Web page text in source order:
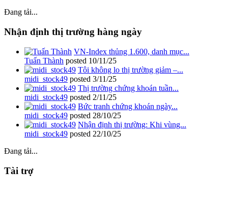
Đang tải...
Nhận định thị trường hàng ngày
VN-Index thủng 1.600, danh mục...
Tuấn Thành posted 10/11/25
Tôi không lo thị trường giảm –...
midi_stock49 posted 3/11/25
Thị trường chứng khoán tuần...
midi_stock49 posted 2/11/25
Bức tranh chứng khoán ngày...
midi_stock49 posted 28/10/25
Nhận định thị trường: Khi vùng...
midi_stock49 posted 22/10/25
Đang tải...
Tài trợ